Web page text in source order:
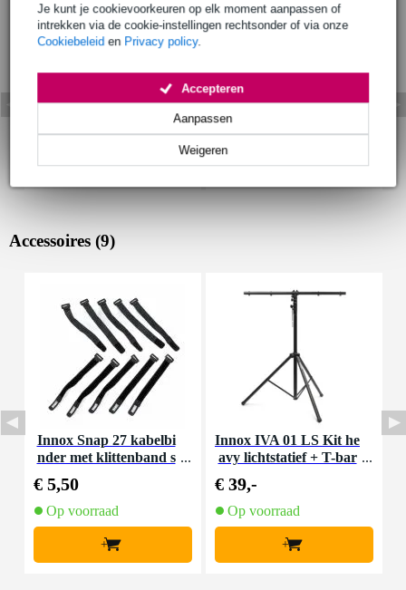
Je kunt je cookievoorkeuren op elk moment aanpassen of
intrekken via de cookie-instellingen rechtsonder of via onze
Cookiebeleid en Privacy policy.
Weigeren
Aanpassen
Accepteren
Accessoires (9)
Innox Snap 27 kabelbi
nder met klittenband s
€ 5,50
Op voorraad
+
Innox IVA 01 LS Kit he
avy lichtstatief + T-bar
€ 39,-
Op voorraad
+